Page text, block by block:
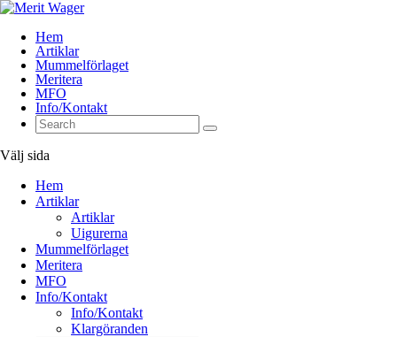
Hem
Artiklar
Mummelförlaget
Meritera
MFO
Info/Kontakt
Välj sida
Hem
Artiklar
Artiklar
Uigurerna
Mummelförlaget
Meritera
MFO
Info/Kontakt
Info/Kontakt
Klargöranden